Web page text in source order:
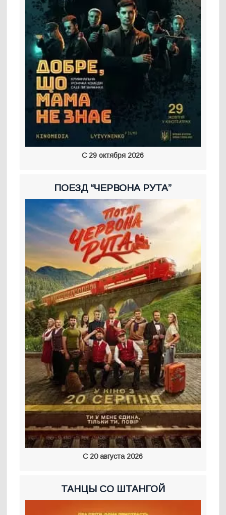
С 29 октября 2026
ПОЕЗД “ЧЕРВОНА РУТА”
С 20 августа 2026
ТАНЦЫ СО ШТАНГОЙ